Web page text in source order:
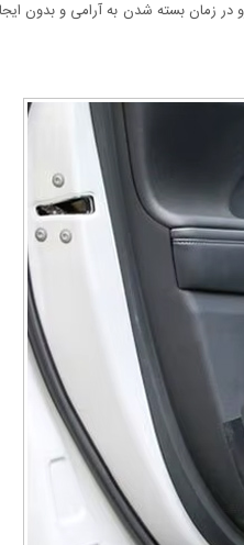
زمان بسته شدن به آرامی و بدون